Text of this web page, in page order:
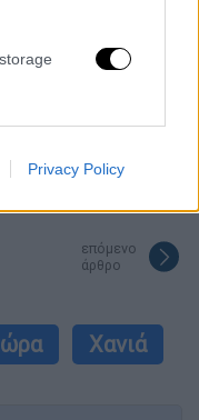
or app.
and other
Privacy Policy
ζέστης: Πού θα
το βλέμμα στο
επόμενο
άρθρο
Χανιά